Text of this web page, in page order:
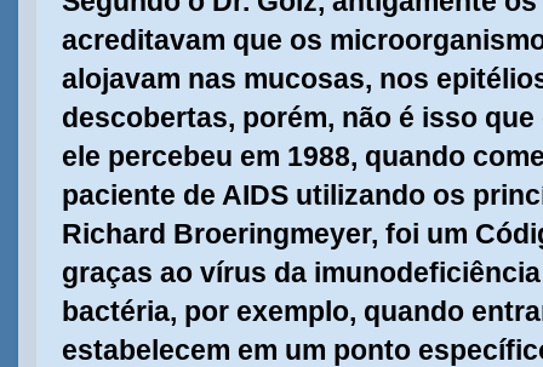
acreditavam que os
alojavam nas mucosas, nos
descobertas, porém, não é isso
ele percebeu em 1988, quando
paciente de AIDS utilizando os
Richard Broeringmeyer, foi um
graças ao vírus da
bactéria, por exemplo, quando
estabelecem em um ponto